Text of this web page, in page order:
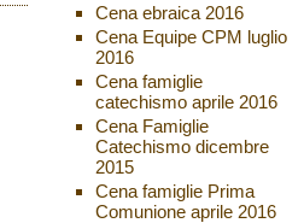
Cena ebraica 2016
Cena Equipe CPM luglio
2016
Cena famiglie
catechismo aprile 2016
Cena Famiglie
Catechismo dicembre
2015
Cena famiglie Prima
Comunione aprile 2016